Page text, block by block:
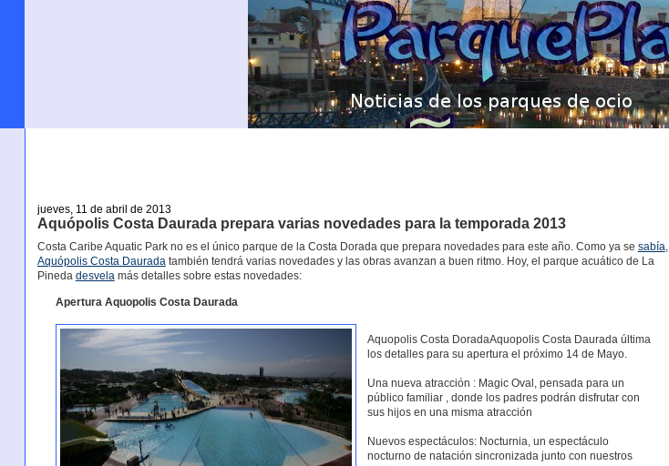
jueves, 11 de abril de 2013
Aquópolis Costa Daurada prepara varias novedades para la temporada 2013
Costa Caribe Aquatic Park no es el único parque de la Costa Dorada que prepara novedades para este año. Como ya se sabía,
Aquópolis Costa Dauradatambién tendrá varias novedades y las obras avanzan a buen ritmo. Hoy, el parque acuático de La
Pineda desvelamás detalles sobre estas novedades:
Apertura Aquopolis Costa Daurada
Aquopolis Costa DoradaAquopolis Costa Daurada última
los detalles para su apertura el próximo 14 de Mayo.
Una nueva atracción : Magic Oval, pensada para un
público familiar , donde los padres podrán disfrutar con
sus hijos en una misma atracción
Nuevos espectáculos: Nocturnia, un espectáculo
nocturno de natación sincronizada junto con nuestros